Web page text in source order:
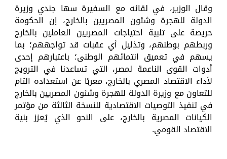
وقال الوزير، في لقائه مع السفيرة سها جندي وزيرة
الدولة للهجرة وشئون المصريين بالخارج، إن الحكومة
حريصة على تلبية احتياجات المصريين العاملين بالخارج
وربطهم بوطنهم، وتذليل أي عقبات قد تواجههم؛ بما
يسهم في تعميق انتمائهم الوطنى؛ باعتبارهم إحدى
أدوات القوى الناعمة لمصر، التي تساعدنا في الترويج
لأداء الاقتصاد المصري بالخارج، معربًا عن استعداده التام
للتعاون مع وزيرة الدولة للهجرة وشئون المصريين بالخارج
في تنفيذ التوصيات الاقتصادية للنسخة الثالثة من مؤتمر
الكيانات المصرية بالخارج، على النحو الذي يُعزز بنية
الاقتصاد القومي.